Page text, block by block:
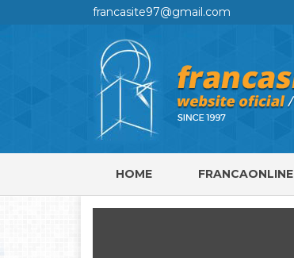
francasite97@gmail.com
HOME FRANCAONLINE